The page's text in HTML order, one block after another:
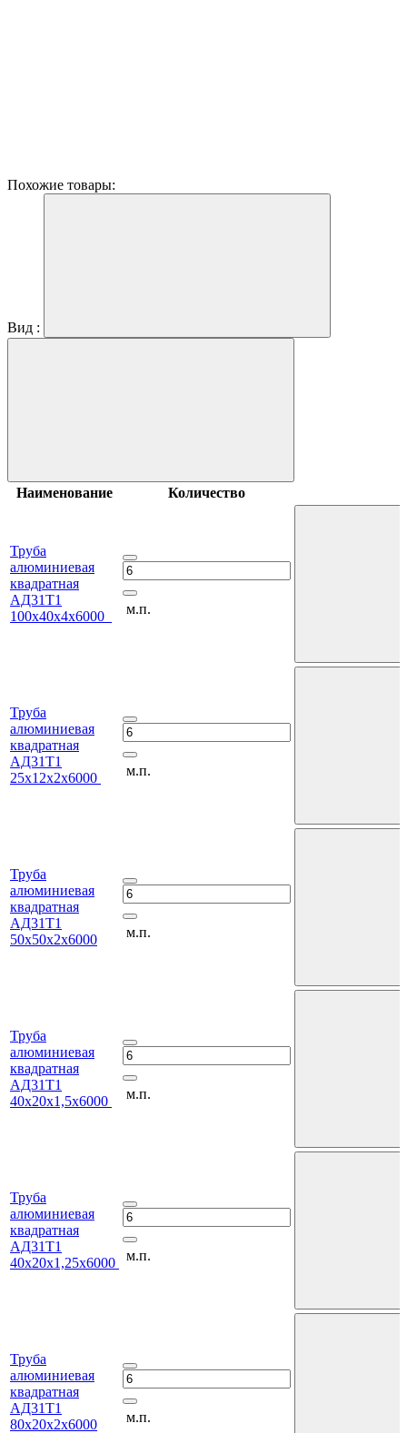
Похожие товары:
Вид :
Наименование Количество
Труба
алюминиевая
квадратная
АД31Т1
100х40х4х6000
м.п.
Труба
алюминиевая
квадратная
АД31Т1
25х12х2х6000
м.п.
Труба
алюминиевая
квадратная
АД31Т1
50х50х2х6000
м.п.
Труба
алюминиевая
квадратная
АД31Т1
40х20х1,5х6000
м.п.
Труба
алюминиевая
квадратная
АД31Т1
40х20х1,25х6000
м.п.
Труба
алюминиевая
квадратная
АД31Т1
80х20х2х6000
м.п.